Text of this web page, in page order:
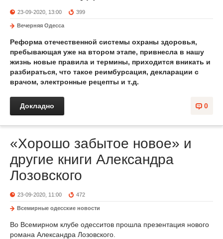
23-09-2020, 13:00 399
Вечерняя Одесса
Реформа отечественной системы охраны здоровья,
пребывающая уже на втором этапе, привнесла в нашу
жизнь новые правила и термины, приходится вникать и
разбираться, что такое реимбурсация, декларации с
врачом, электронные рецепты и т.д.
0
Докладно
«Хорошо забытое новое» и
другие книги Александра
Лозовского
23-09-2020, 11:00 472
Всемирные одесские новости
Во Всемирном клубе одесситов прошла презентация нового
романа Александра Лозовского.